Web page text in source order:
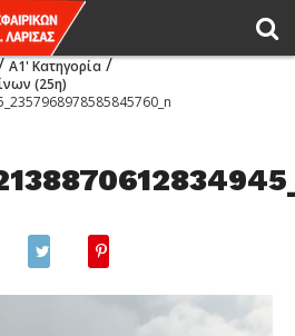
Α1' Κατηγορία/
(25η)